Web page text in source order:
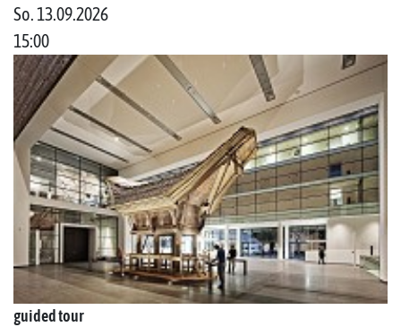
So. 13.09.2026
15:00
guided tour